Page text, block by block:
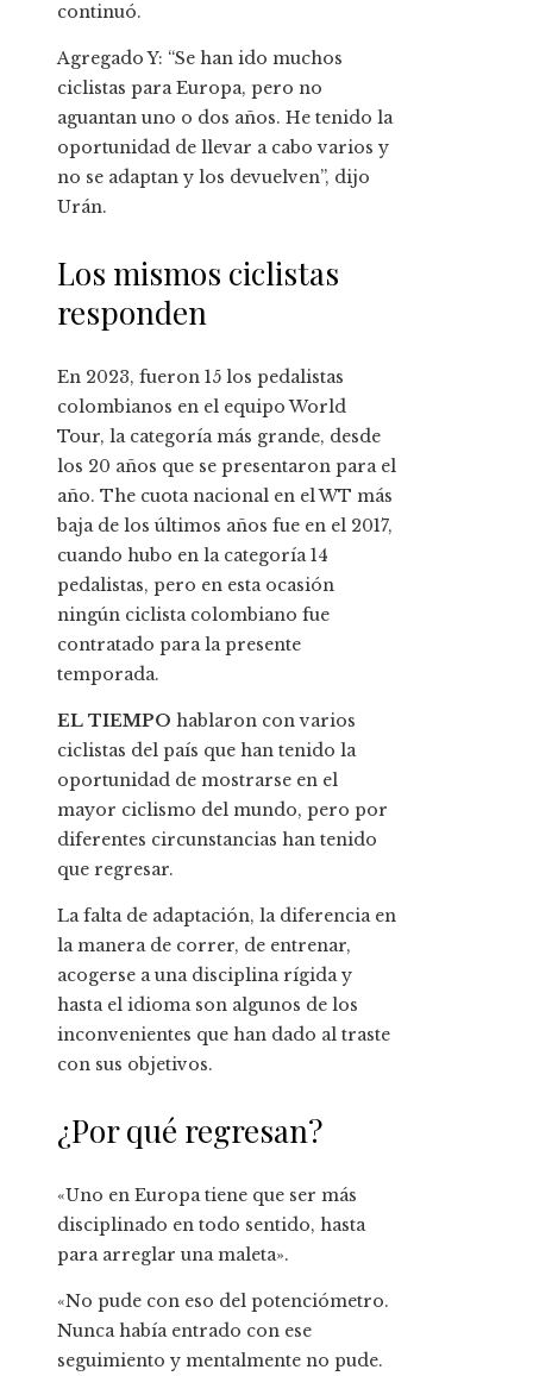
continuó.
Agregado Y: “Se han ido muchos
ciclistas para Europa, pero no
aguantan uno o dos años. He tenido la
oportunidad de llevar a cabo varios y
no se adaptan y los devuelven”, dijo
Urán.
Los mismos ciclistas
responden
En 2023, fueron 15 los pedalistas
colombianos en el equipo World
Tour, la categoría más grande, desde
los 20 años que se presentaron para el
año. The cuota nacional en el WT más
baja de los últimos años fue en el 2017,
cuando hubo en la categoría 14
pedalistas, pero en esta ocasión
ningún ciclista colombiano fue
contratado para la presente
temporada.
EL TIEMPO hablaron con varios
ciclistas del país que han tenido la
oportunidad de mostrarse en el
mayor ciclismo del mundo, pero por
diferentes circunstancias han tenido
que regresar.
La falta de adaptación, la diferencia en
la manera de correr, de entrenar,
acogerse a una disciplina rígida y
hasta el idioma son algunos de los
inconvenientes que han dado al traste
con sus objetivos.
¿Por qué regresan?
«Uno en Europa tiene que ser más
disciplinado en todo sentido, hasta
para arreglar una maleta».
«No pude con eso del potenciómetro.
Nunca había entrado con ese
seguimiento y mentalmente no pude.